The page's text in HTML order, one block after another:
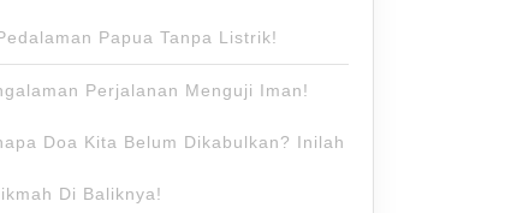
Papua Tanpa Listrik!
Perjalanan Menguji Iman!
Doa Kita Belum Dikabulkan? Inilah
Di Baliknya!